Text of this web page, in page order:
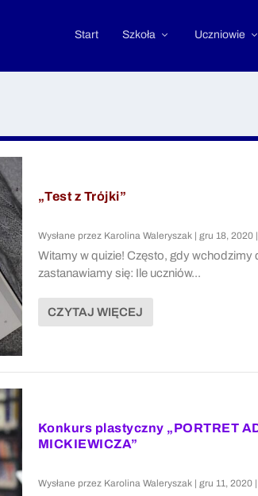
Start Szkoła Uczniowie
„Test z Trójki”
Wysłane przez Karolina Waleryszak| gru 18, 2020|
Witamy w quizie! Często, gdy wchodzimy
zastanawiamy się: Ile uczniów...
CZYTAJ WIĘCEJ
Konkurs plastyczny „PORTRET
MICKIEWICZA”
Wysłane przez Karolina Waleryszak| gru 11, 2020|